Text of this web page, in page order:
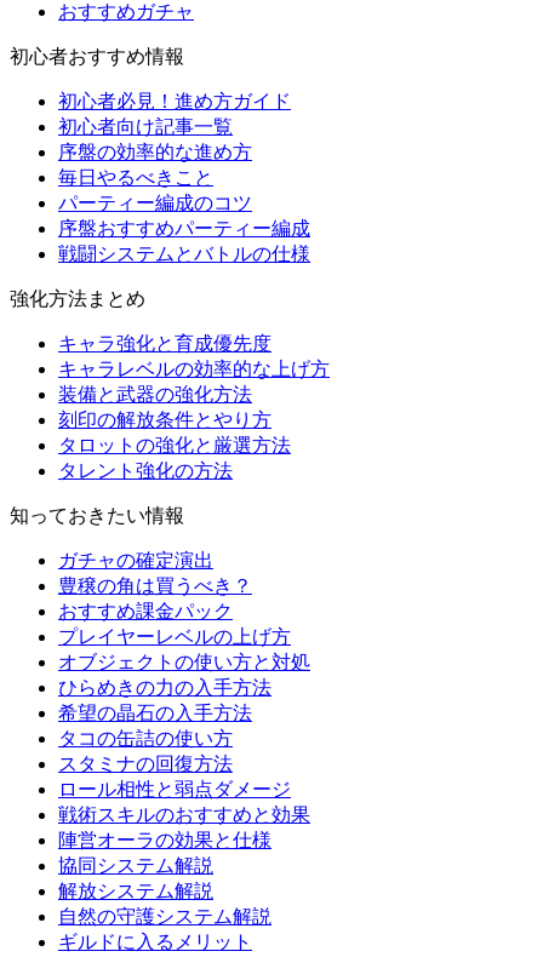
おすすめガチャ
初心者おすすめ情報
初心者必見！進め方ガイド
初心者向け記事一覧
序盤の効率的な進め方
毎日やるべきこと
パーティー編成のコツ
序盤おすすめパーティー編成
戦闘システムとバトルの仕様
強化方法まとめ
キャラ強化と育成優先度
キャラレベルの効率的な上げ方
装備と武器の強化方法
刻印の解放条件とやり方
タロットの強化と厳選方法
タレント強化の方法
知っておきたい情報
ガチャの確定演出
豊穣の角は買うべき？
おすすめ課金パック
プレイヤーレベルの上げ方
オブジェクトの使い方と対処
ひらめきの力の入手方法
希望の晶石の入手方法
タコの缶詰の使い方
スタミナの回復方法
ロール相性と弱点ダメージ
戦術スキルのおすすめと効果
陣営オーラの効果と仕様
協同システム解説
解放システム解説
自然の守護システム解説
ギルドに入るメリット